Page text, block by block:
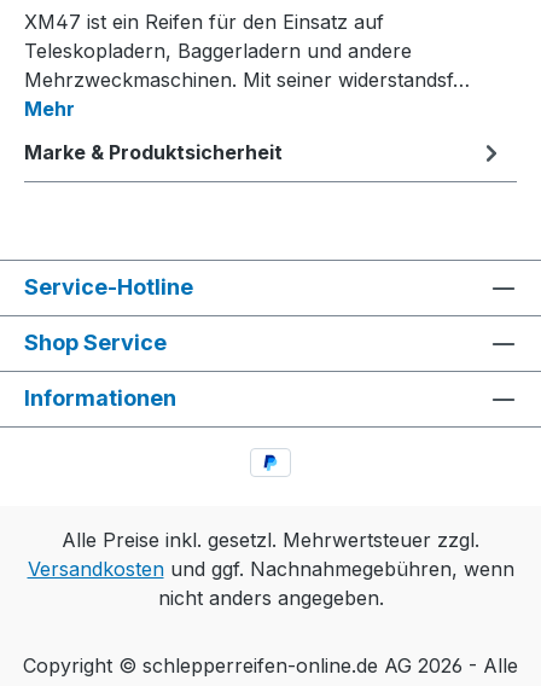
XM47 ist ein Reifen für den Einsatz auf
Teleskopladern, Baggerladern und andere
Mehrzweckmaschinen. Mit seiner widerstandsf…
Mehr
Marke & Produktsicherheit
Service-Hotline
Shop Service
Informationen
Alle Preise inkl. gesetzl. Mehrwertsteuer zzgl.
Versandkostenund ggf. Nachnahmegebühren, wenn
nicht anders angegeben.
Copyright © schlepperreifen-online.de AG 2026 - Alle